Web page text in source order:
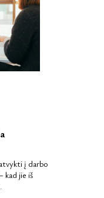
į darbo
kad jie iš